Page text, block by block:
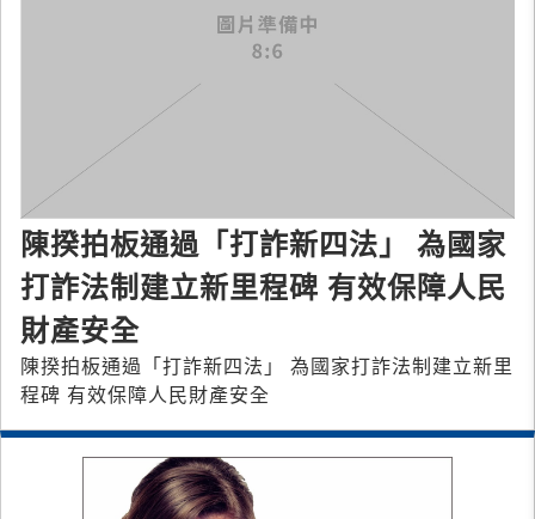
陳揆拍板通過「打詐新四法」 為國家
打詐法制建立新里程碑 有效保障人民
財產安全
陳揆拍板通過「打詐新四法」 為國家打詐法制建立新里
程碑 有效保障人民財產安全